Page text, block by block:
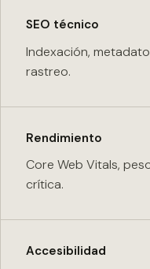
SEO técnico
Indexación,
rastreo.
Rendimiento
Core Web Vitals,
crítica.
Accesibilidad